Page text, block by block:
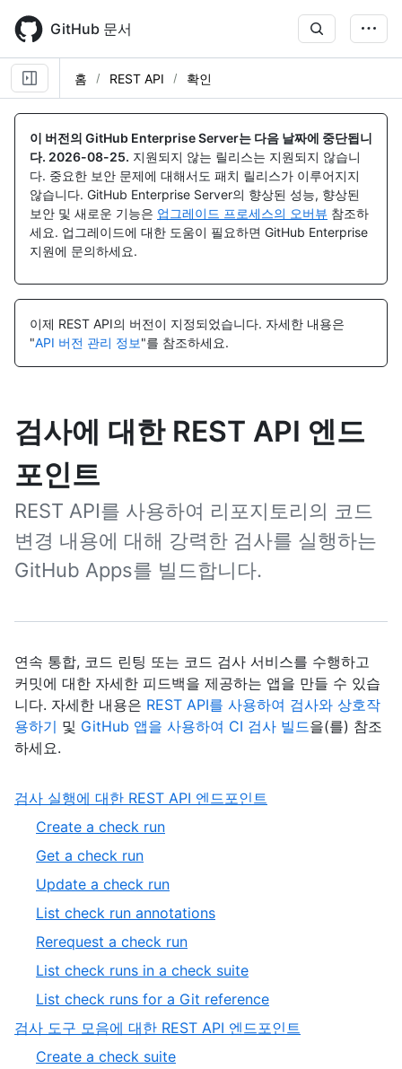
main
content
GitHub 문서
홈 REST API 확인
이 버전의 GitHub Enterprise Server는 다음 날짜에 중단됩니
다. 2026-08-25. 지원되지 않는 릴리스는 지원되지 않습니
다. 중요한 보안 문제에 대해서도 패치 릴리스가 이루어지지
않습니다. GitHub Enterprise Server의 향상된 성능, 향상된
보안 및 새로운 기능은 업그레이드 프로세스의 오버뷰 참조하
세요. 업그레이드에 대한 도움이 필요하면 GitHub Enterprise
지원에 문의하세요.
이제 REST API의 버전이 지정되었습니다. 자세한 내용은
"API 버전 관리 정보"를 참조하세요.
검사에 대한 REST API 엔드
포인트
REST API를 사용하여 리포지토리의 코드
변경 내용에 대해 강력한 검사를 실행하는
GitHub Apps를 빌드합니다.
연속 통합, 코드 린팅 또는 코드 검사 서비스를 수행하고
커밋에 대한 자세한 피드백을 제공하는 앱을 만들 수 있습
니다. 자세한 내용은 REST API를 사용하여 검사와 상호작
용하기 및 GitHub 앱을 사용하여 CI 검사 빌드을(를) 참조
하세요.
검사 실행에 대한 REST API 엔드포인트
Create a check run,
7
Get a check run,
7
Update a check run,
3
7
List check run annotations,
7
Rerequest a check run,
7
List check runs in a check suite,
7
List check runs for a Git reference,
7
검사 도구 모음에 대한 REST API 엔드포인트
Create a check suite,